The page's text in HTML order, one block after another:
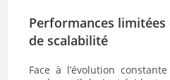
Performances
de scalabilité
Face à l’évolution